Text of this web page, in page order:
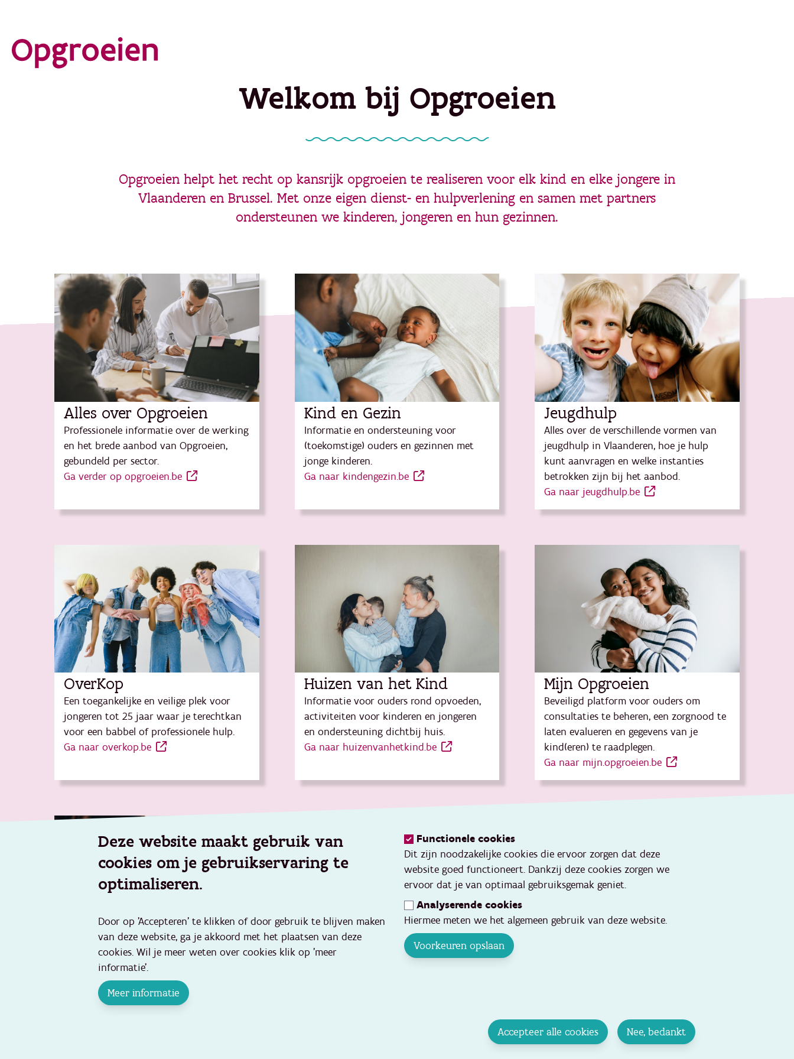
Deze website maakt gebruik van
cookies om je gebruikservaring te
optimaliseren.
Door op 'Accepteren' te klikken of door gebruik te blijven maken
van deze website, ga je akkoord met het plaatsen van deze
cookies. Wil je meer weten over cookies klik op 'meer
informatie'.
Meer informatie
Functionele cookies
Dit zijn noodzakelijke cookies die ervoor zorgen dat deze
website goed functioneert. Dankzij deze cookies zorgen we
ervoor dat je van optimaal gebruiksgemak geniet.
Analyserende cookies
Hiermee meten we het algemeen gebruik van deze website.
Voorkeuren opslaan
Accepteer alle cookies Nee, bedankt
direct
naar
Welkom bij Opgroeien
Opgroeien helpt het recht op kansrijk opgroeien te realiseren voor elk kind en elke jongere in
Vlaanderen en Brussel. Met onze eigen dienst- en hulpverlening en samen met partners
ondersteunen we kinderen, jongeren en hun gezinnen.
Alles over Opgroeien
Professionele informatie over de werking
en het brede aanbod van Opgroeien,
gebundeld per sector.
Ga verder op opgroeien.be
Kind en Gezin
Informatie en ondersteuning voor
(toekomstige) ouders en gezinnen met
jonge kinderen.
Ga naar kindengezin.be
Jeugdhulp
Alles over de verschillende vormen van
jeugdhulp in Vlaanderen, hoe je hulp
kunt aanvragen en welke instanties
betrokken zijn bij het aanbod.
Ga naar jeugdhulp.be
OverKop
Een toegankelijke en veilige plek voor
jongeren tot 25 jaar waar je terechtkan
voor een babbel of professionele hulp.
Ga naar overkop.be
Huizen van het Kind
Informatie voor ouders rond opvoeden,
activiteiten voor kinderen en jongeren
en ondersteuning dichtbij huis.
Ga naar huizenvanhetkind.be
Mijn Opgroeien
Beveiligd platform voor ouders om
consultaties te beheren, een zorgnood te
laten evalueren en gegevens van je
kind(eren) te raadplegen.
Ga naar mijn.opgroeien.be
Artsennet
Digitale platform voor artsen die
samenwerken met Opgroeien.
Ga naar artsennet.opgroeien.be